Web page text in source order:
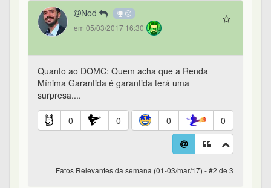
Nod
em 05/03/2017 16:30
Quanto ao DOMC: Quem acha que a Renda
Mínima Garantida é garantida terá uma
surpresa....
0 0 0 0
Fatos Relevantes da semana (01-03/mar/17) - #2 de 3